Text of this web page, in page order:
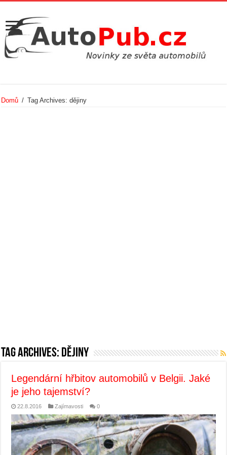
Domů / Tag Archives: dějiny
Tag Archives: dějiny
Legendární hřbitov automobilů v Belgii. Jaké
je jeho tajemství?
22.8.2016 Zajímavosti 0